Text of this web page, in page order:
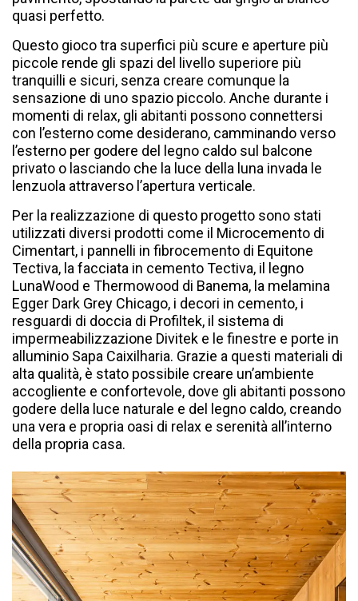
quasi perfetto.
Questo gioco tra superfici più scure e aperture più
piccole rende gli spazi del livello superiore più
tranquilli e sicuri, senza creare comunque la
sensazione di uno spazio piccolo. Anche durante i
momenti di relax, gli abitanti possono connettersi
con l’esterno come desiderano, camminando verso
l’esterno per godere del legno caldo sul balcone
privato o lasciando che la luce della luna invada le
lenzuola attraverso l’apertura verticale.
Per la realizzazione di questo progetto sono stati
utilizzati diversi prodotti come il Microcemento di
Cimentart, i pannelli in fibrocemento di Equitone
Tectiva, la facciata in cemento Tectiva, il legno
LunaWood e Thermowood di Banema, la melamina
Egger Dark Grey Chicago, i decori in cemento, i
resguardi di doccia di Profiltek, il sistema di
impermeabilizzazione Divitek e le finestre e porte in
alluminio Sapa Caixilharia. Grazie a questi materiali di
alta qualità, è stato possibile creare un’ambiente
accogliente e confortevole, dove gli abitanti possono
godere della luce naturale e del legno caldo, creando
una vera e propria oasi di relax e serenità all’interno
della propria casa.